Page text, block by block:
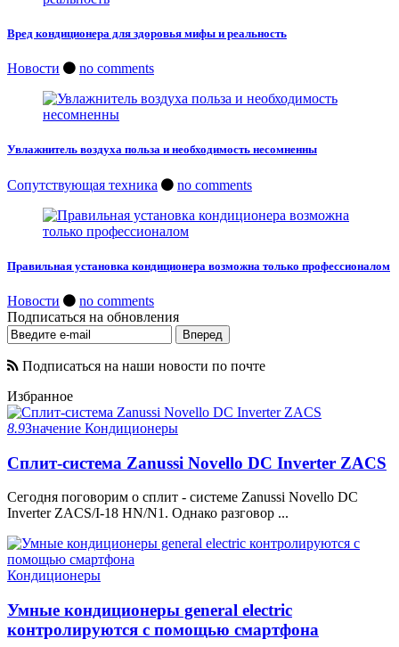
Вред кондиционера для здоровья мифы и реальность
Новости no comments
Увлажнитель воздуха польза и необходимость несомненны
Сопутствующая техника no comments
Правильная установка кондиционера возможна только профессионалом
Новости
no comments
Подписаться на обновления
Подписаться на наши новости по почте
Избранное
8.9Значение Кондиционеры
Сплит-система Zanussi Novello DC Inverter ZACS
Сегодня поговорим о сплит - системе Zanussi Novello DC
Inverter ZACS/I-18 HN/N1. Однако разговор ...
Кондиционеры
Умные кондиционеры general electric
контролируются с помощью смартфона